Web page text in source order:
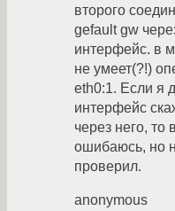
второго
gefault gw
интерфейс. в
не умеет(?!)
eth0:1. Если я
интерфейс
через него, то
ошибаюсь, но
проверил.
anonymous